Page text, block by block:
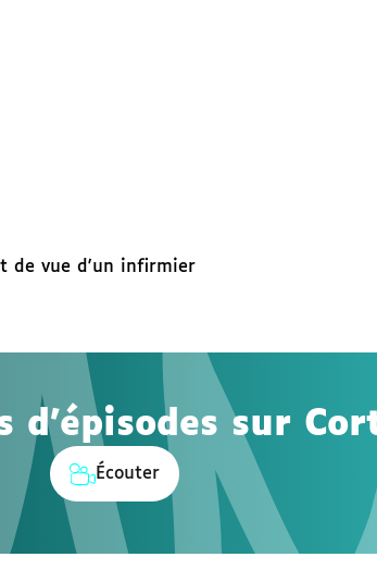
de vue d'un infirmier
d'épisodes sur
Écouter